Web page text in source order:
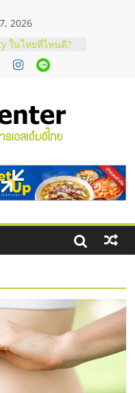
2026
ในไทยที่ไหนดี?
คุ้มค่าและตอบ
สบริหารสถานี
ชส์ยอนนี่
พสูง พร้อม
เสียง